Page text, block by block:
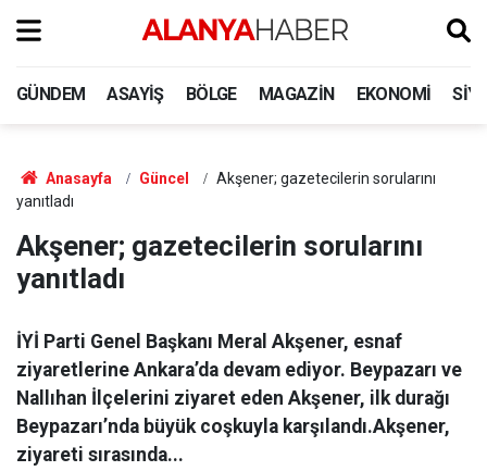
GÜNDEM ASAYIŞ BÖLGE MAGAZIN EKONOMI
Anasayfa Güncel
Akşener; gazetecilerin sorularını
yanıtladı
Akşener; gazetecilerin sorularını
yanıtladı
İYİ Parti Genel Başkanı Meral Akşener, esnaf
ziyaretlerine Ankara’da devam ediyor. Beypazarı ve
Nallıhan İlçelerini ziyaret eden Akşener, ilk durağı
Beypazarı’nda büyük coşkuyla karşılandı.Akşener,
ziyareti sırasında...